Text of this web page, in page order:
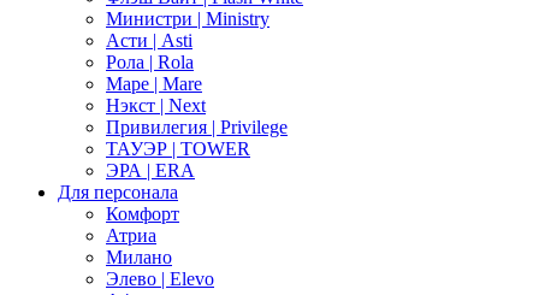
Министри | Ministry
Асти | Asti
Рола | Rola
Маре | Mare
Нэкст | Next
Привилегия | Privilege
ТАУЭР | TOWER
ЭРА | ERA
Для персонала
Комфорт
Атриа
Милано
Элево | Elevo